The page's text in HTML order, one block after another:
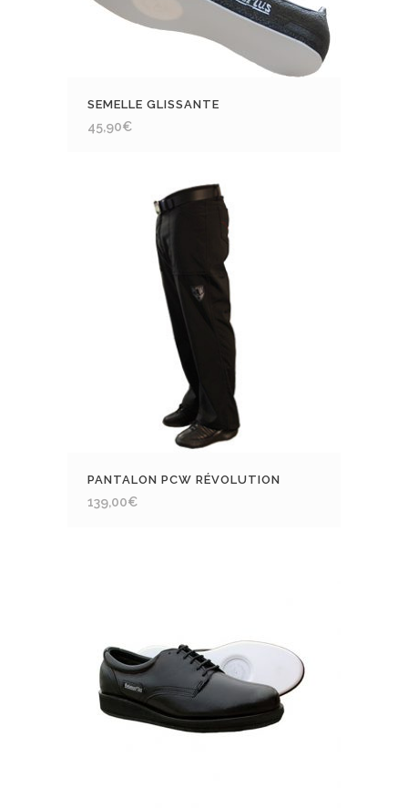
SEMELLE GLISSANTE
45,90€
PANTALON PCW RÉVOLUTION
139,00€